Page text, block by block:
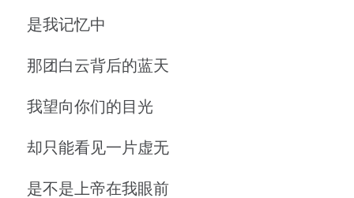
是我记忆中
那团白云背后的蓝天
我望向你们的目光
却只能看见一片虚无
是不是上帝在我眼前